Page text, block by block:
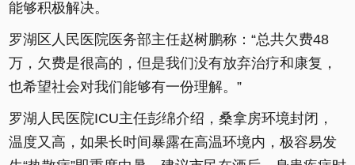
能够积极解决。
罗湖区人民医院医务部主任赵树鹏称：“总共欠费48
万，欠费是很高的，但是我们没有放弃治疗和康复，
也希望社会对我们能够有一份理解。”
罗湖人民医院ICU主任彭绵介绍，桑拿房环境封闭，
温度又高，如果长时间暴露在高温环境内，极容易发